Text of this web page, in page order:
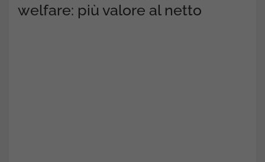
welfare: più valore al netto